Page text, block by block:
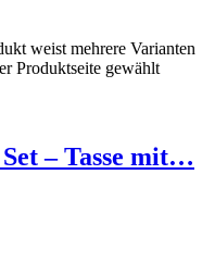
weist mehrere Varianten
Produktseite gewählt
– Tasse mit…